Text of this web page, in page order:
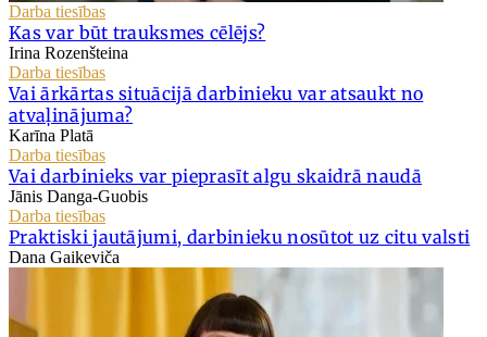
Darba tiesības
Kas var būt trauksmes cēlējs?
Irina Rozenšteina
Darba tiesības
Vai ārkārtas situācijā darbinieku var atsaukt no
atvaļinājuma?
Karīna Platā
Darba tiesības
Vai darbinieks var pieprasīt algu skaidrā naudā
Jānis Danga-Guobis
Darba tiesības
Praktiski jautājumi, darbinieku nosūtot uz citu valsti
Dana Gaikeviča